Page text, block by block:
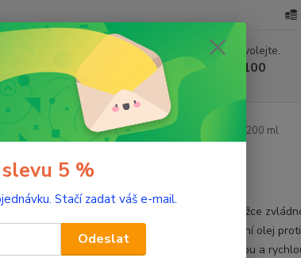
Nevíte si rady? Zavolejte.
+420 603 332 100
(Po-Pá, 10-17 hod.)
mléka, krémy a oleje Masážní olej proti striím 200 ml
200 ml
Pomozte vaší pokožce
těhotenství. Masážní olej
způsobené výraznou a
5 %
Stačí zadat váš e-mail.
Odeslat